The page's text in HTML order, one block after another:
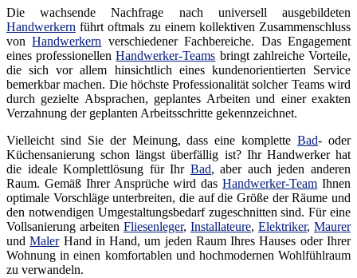
Die wachsende Nachfrage nach universell ausgebildeten
Handwerkern führt oftmals zu einem kollektiven Zusammenschluss
vonHandwerkern verschiedener Fachbereiche. Das Engagement
eines professionellenHandwerker-Teams bringt zahlreiche Vorteile,
die sich vor allem hinsichtlich eines kundenorientierten Service
bemerkbar machen. Die höchste Professionalität solcher Teams wird
durch gezielte Absprachen, geplantes Arbeiten und einer exakten
Verzahnung der geplanten Arbeitsschritte gekennzeichnet.
Vielleicht sind Sie der Meinung, dass eine kompletteBad- oder
Küchensanierung schon längst überfällig ist? Ihr Handwerker hat
die ideale Komplettlösung für Ihr Bad, aber auch jeden anderen
Raum. Gemäß Ihrer Ansprüche wird dasHandwerker-Team Ihnen
optimale Vorschläge unterbreiten, die auf die Größe der Räume und
den notwendigen Umgestaltungsbedarf zugeschnitten sind. Für eine
Vollsanierung arbeiten Fliesenleger, Installateure, Elektriker, Maurer
undMalerHand in Hand, um jeden Raum Ihres Hauses oder Ihrer
Wohnung in einen komfortablen und hochmodernen Wohlfühlraum
zu verwandeln.